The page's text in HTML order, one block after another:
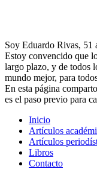
Soy Eduardo Rivas, 51
Estoy convencido que
largo plazo, y de todos
mundo mejor, para
En esta página
es el paso previo para
Inicio
Artículos
Artículos
Libros
Contacto